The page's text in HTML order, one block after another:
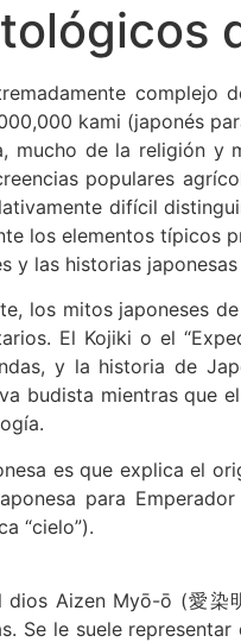
complejo
kami (japonés
mucho de la religión y
populares
difícil
los elementos típicos
y las historias
los mitos japoneses
El Kojiki o el
y la historia de
budista mientras que
es que explica el
para
“cielo”).
Aizen Myō-ō (愛染
Se le suele